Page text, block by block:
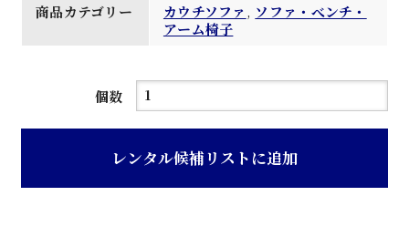
商品カテゴリー
カウチソファ , ソファ・べンチ・
アーム椅子
個数
紫
模
レンタル候補リストに追加